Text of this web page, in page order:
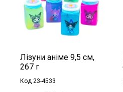
Лізуни аніме 9,5 см,
267 г
Код 23-4533